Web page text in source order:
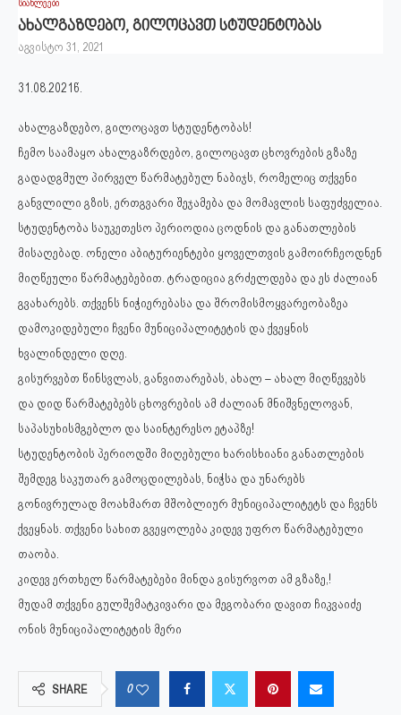
სიახლეები
ახალგაზდებო, გილოცავთ სტუდენტობას
აგვისტო 31, 2021
31.08.2021წ.
ახალგაზდებო, გილოცავთ სტუდენტობას!
ჩემო საამაყო ახალგაზრდებო, გილოცავთ ცხოვრების გზაზე
გადადგმულ პირველ წარმატებულ ნაბიჯს, რომელიც თქვენი
განვლილი გზის, ერთგვარი შეჯამება და მომავლის საფუძველია.
სტუდენტობა საუკეთესო პერიოდია ცოდნის და განათლების
მისაღებად. ონელი აბიტურიენტები ყოველთვის გამოირჩეოდნენ
მიღწეული წარმატებებით. ტრადიცია გრძელდება და ეს ძალიან
გვახარებს. თქვენს ნიჭიერებასა და შრომისმოყვარეობაზეა
დამოკიდებული ჩვენი მუნიციპალიტეტის და ქვეყნის
ხვალინდელი დღე.
გისურვებთ წინსვლას, განვითარებას, ახალ – ახალ მიღწევებს
და დიდ წარმატებებს ცხოვრების ამ ძალიან მნიშვნელოვან,
საპასუხისმგებლო და საინტერესო ეტაპზე!
სტუდენტობის პერიოდში მიღებული ხარისხიანი განათლების
შემდეგ საკუთარ გამოცდილებას, ნიჭსა და უნარებს
გონივრულად მოახმართ მშობლიურ მუნიციპალიტეტს და ჩვენს
ქვეყნას. თქვენი სახით გვეყოლება კიდევ უფრო წარმატებული
თაობა.
კიდევ ერთხელ წარმატებები მინდა გისურვოთ ამ გზაზე,!
მუდამ თქვენი გულშემატკივარი და მეგობარი დავით ჩიკვაიძე
ონის მუნიციპალიტეტის მერი
SHARE 0